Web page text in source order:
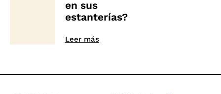
en sus
estanterías?
Leer más